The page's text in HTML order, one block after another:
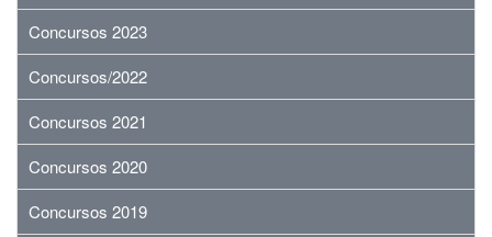
Concursos 2023
Concursos/2022
Concursos 2021
Concursos 2020
Concursos 2019